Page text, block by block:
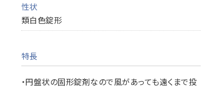
性状
類白色錠形
特長
・円盤状の固形錠剤なので風があっても遠くまで投